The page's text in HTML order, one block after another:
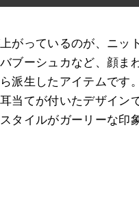
がっているのが、ニッ
ブーシュカなど、顔ま
派生したアイテムです
当てが付いたデザイン
タイルがガーリーな印象